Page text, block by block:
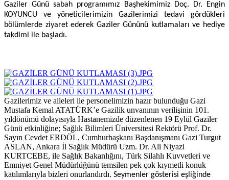
Gaziler Günü sabah programımız Başhekimimiz Doç. Dr. Engin
KOYUNCU ve yöneticilerimizin Gazilerimizi tedavi gördükleri
bölümlerde ziyaret ederek Gaziler Gününü kutlamaları ve hediye
takdimi ile başladı.
Gazilerimiz ve aileleri ile personelimizin hazır bulunduğu Gazi
Mustafa Kemal ATATÜRK’e Gazilik unvanının verilişinin 101.
yıldönümü dolayısıyla Hastanemizde düzenlenen 19 Eylül Gaziler
Günü etkinliğine; Sağlık Bilimleri Üniversitesi Rektörü Prof. Dr.
Sayın Cevdet ERDÖL, Cumhurbaşkanı Başdanışmanı Gazi Turgut
ASLAN, Ankara İl Sağlık Müdürü Uzm. Dr. Ali Niyazi
KURTCEBE, ile Sağlık Bakanlığını, Türk Silahlı Kuvvetleri ve
Emniyet Genel Müdürlüğünü temsilen pek çok kıymetli konuk
katılımlarıyla bizleri onurlandırdı. Seymenler gösterisi eşliğinde